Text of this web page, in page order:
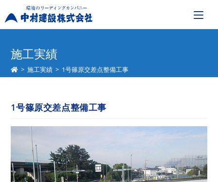
施工実績
> 施工実績 > 1号篠原交差点整備工事
1号篠原交差点整備工事